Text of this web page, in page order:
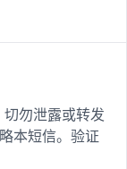
切勿泄露或转发
本短信。验证